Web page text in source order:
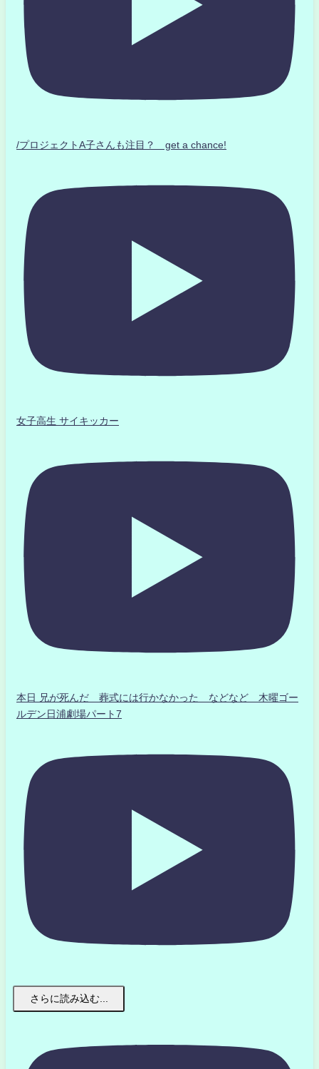
/プロジェクトA子さんも注目？ get a chance!
女子高生 サイキッカー
本日 兄が死んだ 葬式には行かなかった などなど 木曜ゴー
ルデン日浦劇場パート7
さらに読み込む...